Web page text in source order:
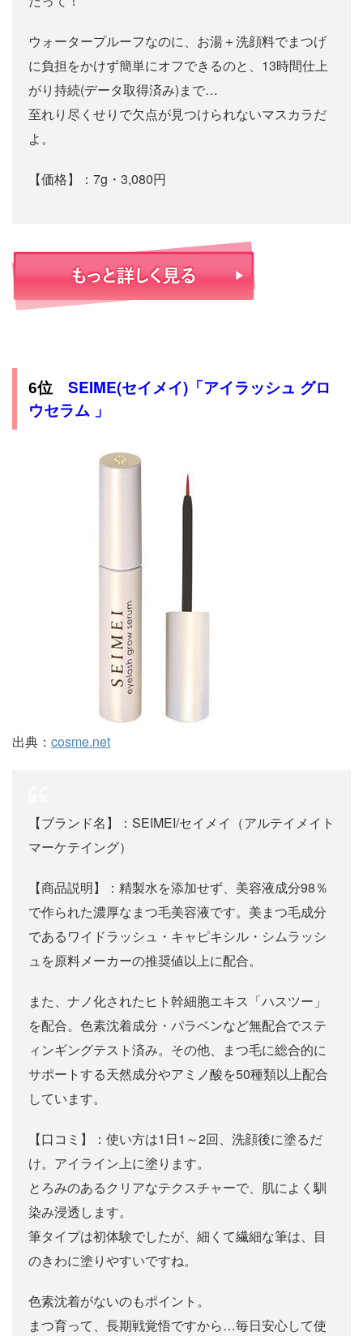
ウォータープルーフなのに、お湯＋洗顔料でまつげ
に負担をかけず簡単にオフできるのと、13時間仕上
がり持続(データ取得済み)まで…
至れり尽くせりで欠点が見つけられないマスカラだ
よ。
【価格】：7g・3,080円
6位 SEIME(セイメイ)「アイラッシュ グロ
ウセラム 」
出典： cosme.net
【ブランド名】：SEIMEI/セイメイ（アルテイメイト
マーケテイング）
【商品説明】：精製水を添加せず、美容液成分98％
で作られた濃厚なまつ毛美容液です。美まつ毛成分
であるワイドラッシュ・キャピキシル・シムラッシ
ュを原料メーカーの推奨値以上に配合。
また、ナノ化されたヒト幹細胞エキス「ハスツー」
を配合。色素沈着成分・パラベンなど無配合でステ
ィンギングテスト済み。その他、まつ毛に総合的に
サポートする天然成分やアミノ酸を50種類以上配合
しています。
【口コミ】：使い方は1日1～2回、洗顔後に塗るだ
け。アイライン上に塗ります。
とろみのあるクリアなテクスチャーで、肌によく馴
染み浸透します。
筆タイプは初体験でしたが、細くて繊細な筆は、目
のきわに塗りやすいですね。
色素沈着がないのもポイント。
まつ育って、長期戦覚悟ですから…毎日安心して使